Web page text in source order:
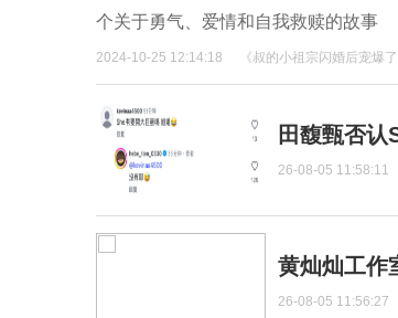
个关于勇气、爱情和自我救赎的故事
2024-10-25 12:14:18 《叔的小祖宗闪婚后宠爆
田馥甄否认
26-08-05 11:58:11
黄灿灿工作
26-08-05 11:56:27